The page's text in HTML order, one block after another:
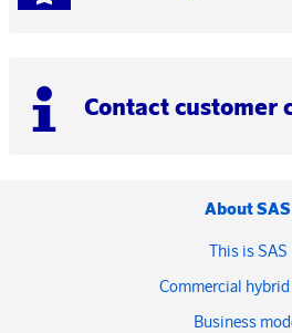
Contact customer
About SAS
This is SAS
Commercial
Business